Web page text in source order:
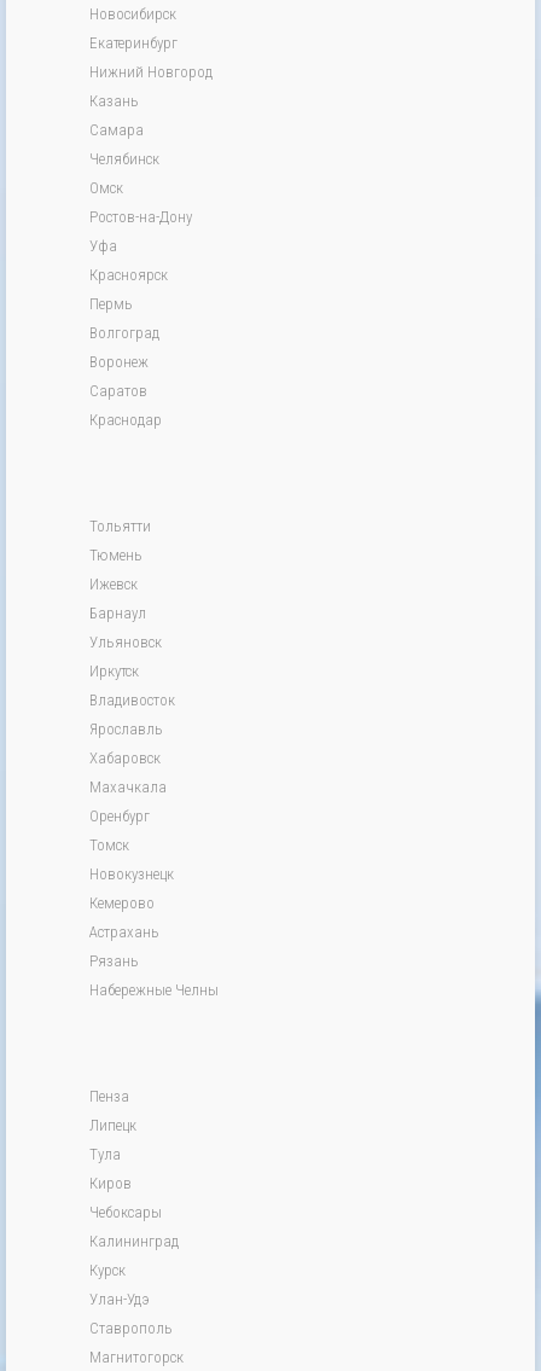
Новосибирск
Екатеринбург
Нижний Новгород
Казань
Самара
Челябинск
Омск
Ростов-на-Дону
Уфа
Красноярск
Пермь
Волгоград
Воронеж
Саратов
Краснодар
Тольятти
Тюмень
Ижевск
Барнаул
Ульяновск
Иркутск
Владивосток
Ярославль
Хабаровск
Махачкала
Оренбург
Томск
Новокузнецк
Кемерово
Астрахань
Рязань
Набережные Челны
Пенза
Липецк
Тула
Киров
Чебоксары
Калининград
Курск
Улан-Удэ
Ставрополь
Магнитогорск